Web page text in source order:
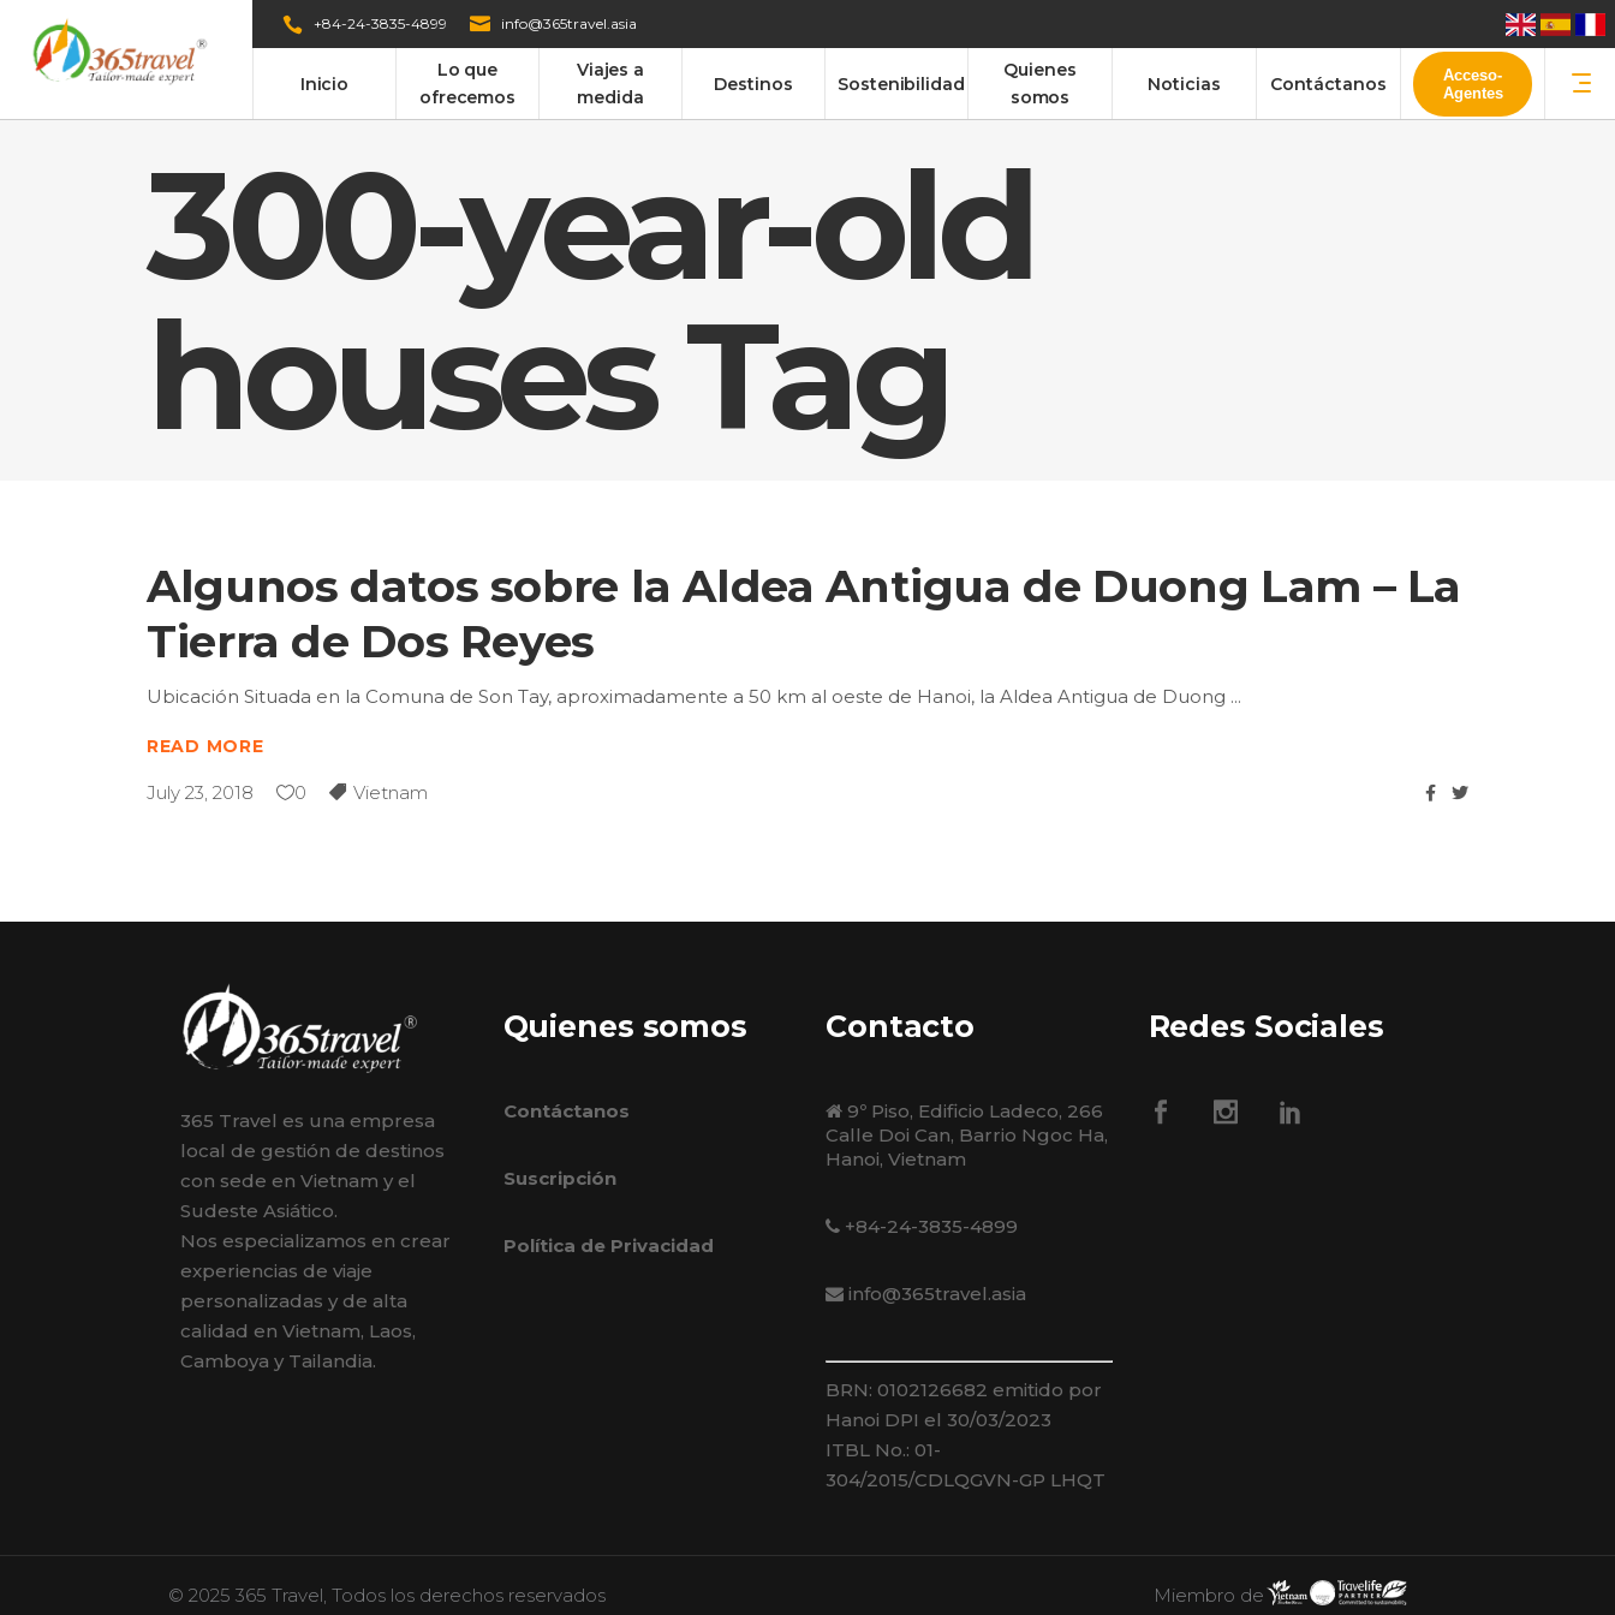
+84-24-3835-4899 info@365travel.asia
Inicio
Lo que
ofrecemos
Viajes a
medida
Destinos Sostenibilidad
Quienes
somos
Noticias Contáctanos
Acceso-
Agentes
300-year-old
houses Tag
Algunos datos sobre la Aldea Antigua de Duong Lam – La
Tierra de Dos Reyes
Ubicación Situada en la Comuna de Son Tay, aproximadamente a 50 km al oeste de Hanoi, la Aldea Antigua de Duong
READ MORE
July 23, 2018 0 Vietnam
365 Travel es una empresa
local de gestión de destinos
con sede en Vietnam y el
Sudeste Asiático.
Nos especializamos en crear
experiencias de viaje
personalizadas y de alta
calidad en Vietnam, Laos,
Camboya y Tailandia.
Quienes somos
Contáctanos
Suscripción
Política de Privacidad
Contacto
9º Piso, Edificio Ladeco, 266
Calle Doi Can, Barrio Ngoc Ha,
Hanoi, Vietnam
+84-24-3835-4899
info@365travel.asia
BRN: 0102126682 emitido por
Hanoi DPI el 30/03/2023
ITBL No.: 01-
304/2015/CDLQGVN-GP LHQT
Redes Sociales
© 2025 365 Travel, Todos los derechos reservados Miembro de